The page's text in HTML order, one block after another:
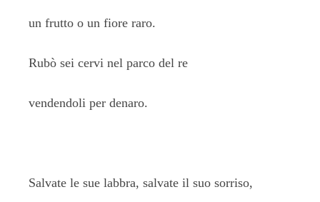
un frutto o un fiore raro.
Rubò sei cervi nel parco del re
vendendoli per denaro.
Salvate le sue labbra, salvate il suo sorriso,